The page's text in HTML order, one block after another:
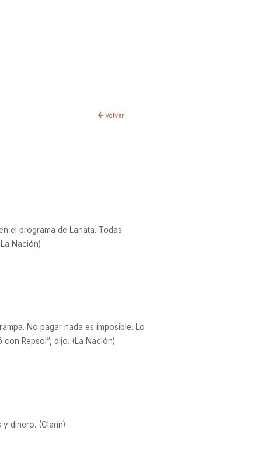
Volver
el programa de Lanata. Todas
Nación)
No pagar nada es imposible. Lo
Repsol”, dijo. (La Nación)
dinero. (Clarín)